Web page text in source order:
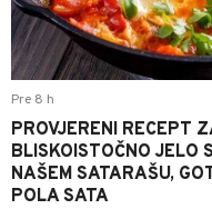
Pre 8 h
PROVJERENI RECEPT
BLISKOISTOČNO JELO
NAŠEM SATARAŠU,
POLA SATA